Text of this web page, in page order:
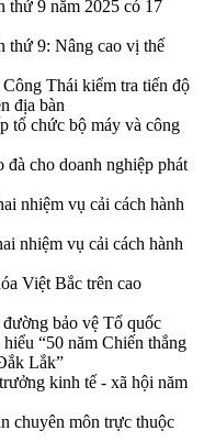
thứ 9 năm 2025 có 17
thứ 9: Nâng cao vị thế
Thái kiểm tra tiến độ
địa bàn
tổ chức bộ máy và công
cho doanh nghiệp phát
nhiệm vụ cải cách hành
nhiệm vụ cải cách hành
Việt Bắc trên cao
bảo vệ Tổ quốc
“50 năm Chiến thắng
Lắk”
kinh tế - xã hội năm
chuyên môn trực thuộc